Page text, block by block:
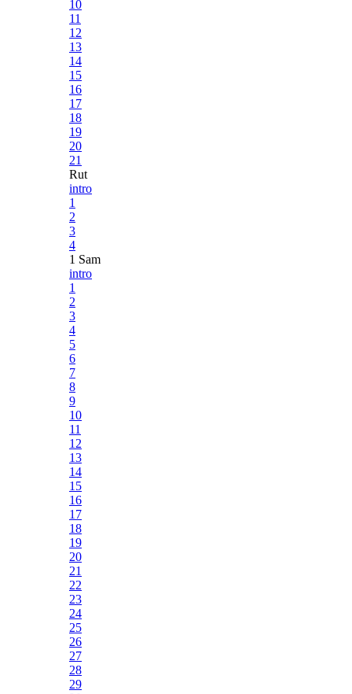
10
11
12
13
14
15
16
17
18
19
20
21
Rut
intro
1
2
3
4
1 Sam
intro
1
2
3
4
5
6
7
8
9
10
11
12
13
14
15
16
17
18
19
20
21
22
23
24
25
26
27
28
29